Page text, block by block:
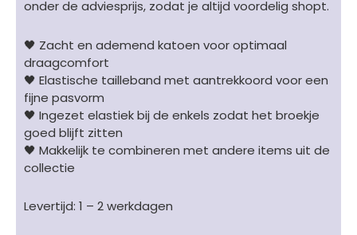
onder de adviesprijs, zodat je altijd voordelig shopt.
🖤 Zacht en ademend katoen voor optimaal
draagcomfort
🖤 Elastische tailleband met aantrekkoord voor een
fijne pasvorm
🖤 Ingezet elastiek bij de enkels zodat het broekje
goed blijft zitten
🖤 Makkelijk te combineren met andere items uit de
collectie
Levertijd: 1 – 2 werkdagen